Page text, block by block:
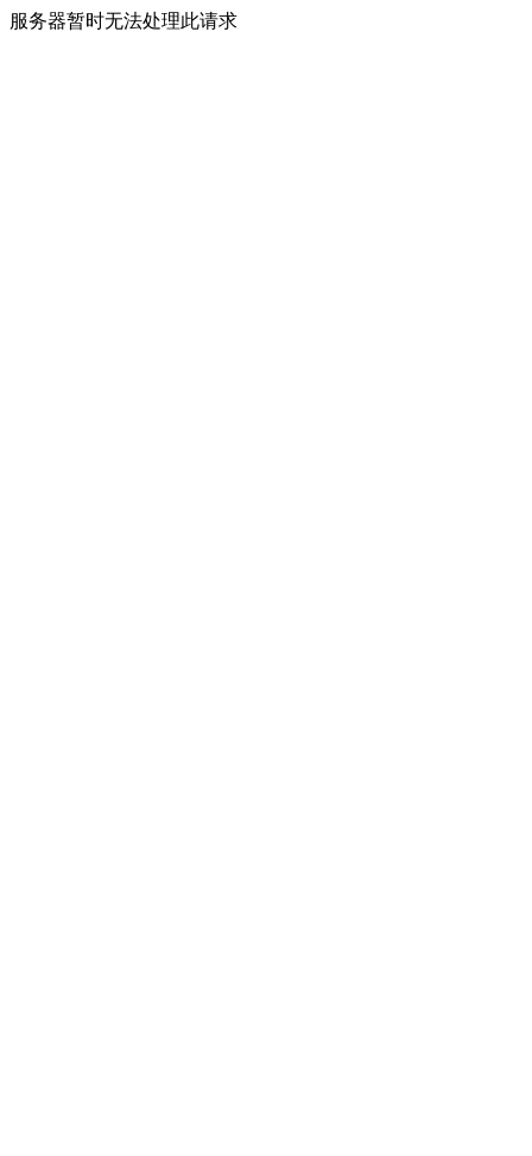
服务器暂时无法处理此请求